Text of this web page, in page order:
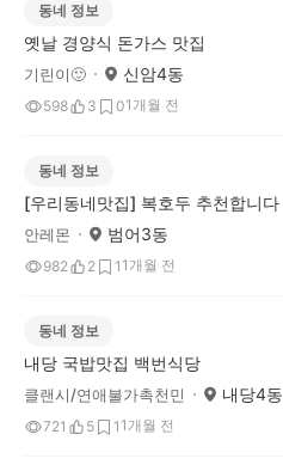
동네 정보
옛날 경양식 돈가스 맛집
기린이🙂 신암4동
598 3 01개월 전
동네 정보
[우리동네맛집] 복호두 추천합니다
안레몬 범어3동
982 2 1 1개월 전
동네 정보
내당 국밥맛집 백번식당
클랜시/연애불가촉천민 내당4동
721 5 1 1개월 전